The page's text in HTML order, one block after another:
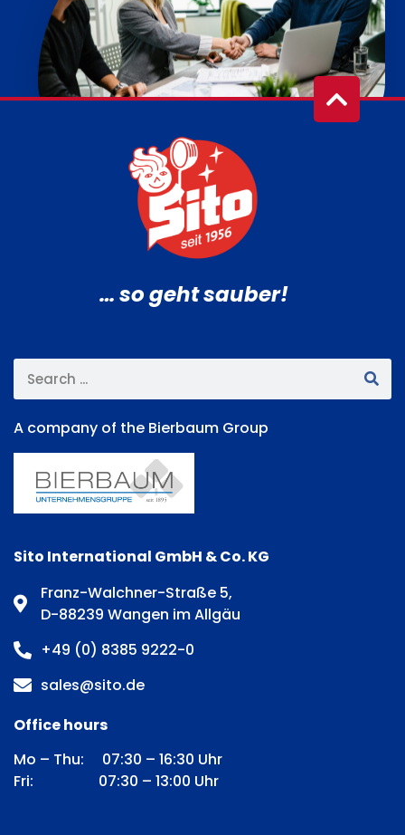
… so geht sauber!
A company of the Bierbaum Group
Sito International GmbH & Co. KG
Franz-Walchner-Straße 5,
D-88239 Wangen im Allgäu
+49 (0) 8385 9222-0
sales@sito.de
Office hours
Mo – Thu: 07:30 – 16:30 Uhr
Fri: 07:30 – 13:00 Uhr